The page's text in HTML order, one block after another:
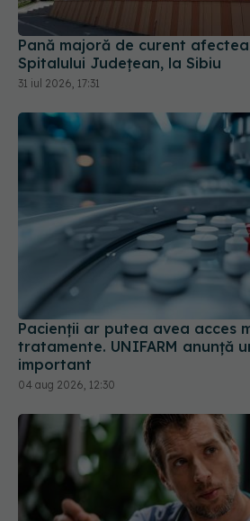
Pană majoră de curent
Spitalului Județean, la Sibiu
31 iul 2026, 17:31
Pacienții ar putea avea acces
tratamente. UNIFARM anunță
important
04 aug 2026, 12:30